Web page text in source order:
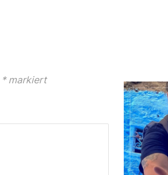
*markiert